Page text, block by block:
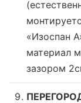
(
«Изоспан
материал
зазором